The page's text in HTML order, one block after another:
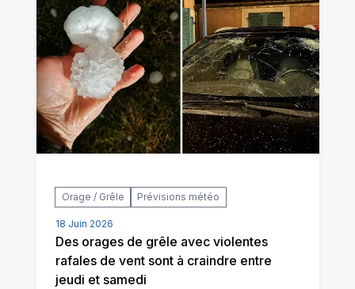
Orage / Grêle Prévisions météo
18 Juin 2026
Des orages de grêle avec violentes
rafales de vent sont à craindre entre
jeudi et samedi